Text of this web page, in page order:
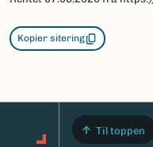
Kopier sitering
Til toppen